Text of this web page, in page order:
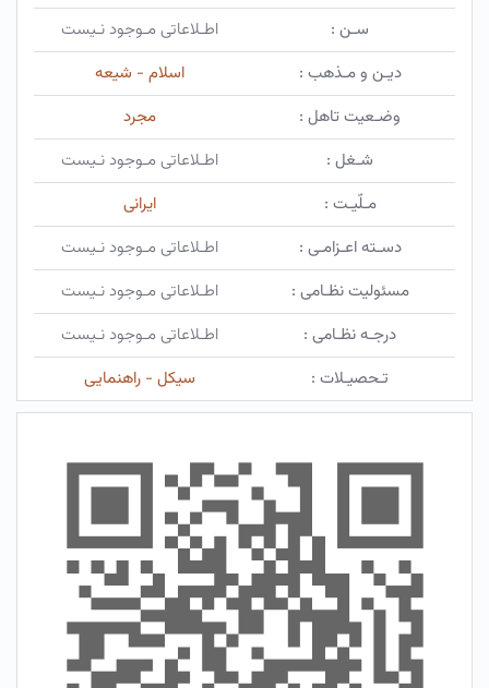
سـن :
اطـلاعاتی مـوجود نـیست
دیـن و مـذهب :
اسلام - شیعه
وضـعیت تاهل :
مجرد
شـغل :
اطـلاعاتی مـوجود نـیست
مـلّیـت :
ایرانی
دسـته اعـزامـی :
اطـلاعاتی مـوجود نـیست
مسئولیت نظـامی :
اطـلاعاتی مـوجود نـیست
درجـه نظـامی :
اطـلاعاتی مـوجود نـیست
تـحصیـلات :
سیکل - راهنمایی